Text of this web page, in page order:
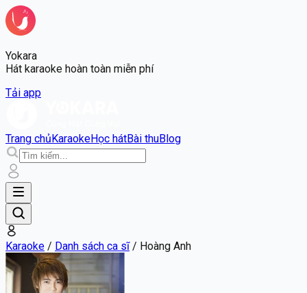
Yokara
Hát karaoke hoàn toàn miễn phí
Tải app
Trang chủKaraokeHọc hátBài thuBlog
Karaoke / Danh sách ca sĩ/ Hoàng Anh